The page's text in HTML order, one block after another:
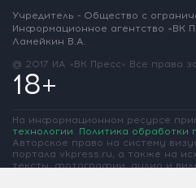
Учредитель - Общество с
Информационное агентство «ВК
Ламейкин В.А.
@ 2017 ИА «ВК Пресс» Все права
18+
На информационном ресурсе
технологии. Политика обработки
Авторское право на систему
портала vkpress.ru, а также на
тексты, фотографии, аудио и